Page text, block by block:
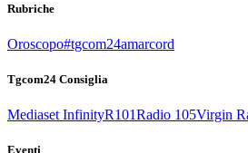
Rubriche
Oroscopo#tgcom24amarcord
Tgcom24 Consiglia
Mediaset InfinityR101Radio 105Virgin
Eventi